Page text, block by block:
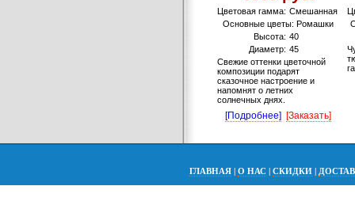
Цветовая гамма: Смешанная
Основные цветы: Ромашки
Высота: 40
Диаметр: 45
Свежие оттенки цветочной
композиции подарят
сказочное настроение и
напомнят о летних
солнечных днях.
[Подробнее] [Заказать]
ГЛАВНАЯ | О НАС | СКИДКИ |